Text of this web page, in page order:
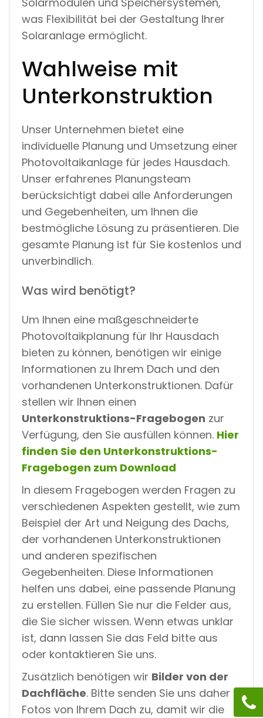
was Flexibilität bei der Gestaltung Ihrer
Solaranlage ermöglicht.
Wahlweise mit
Unterkonstruktion
Unser Unternehmen bietet eine
individuelle Planung und Umsetzung einer
Photovoltaikanlage für jedes Hausdach.
Unser erfahrenes Planungsteam
berücksichtigt dabei alle Anforderungen
und Gegebenheiten, um Ihnen die
bestmögliche Lösung zu präsentieren. Die
gesamte Planung ist für Sie kostenlos und
unverbindlich.
Was wird benötigt?
Um Ihnen eine maßgeschneiderte
Photovoltaikplanung für Ihr Hausdach
bieten zu können, benötigen wir einige
Informationen zu Ihrem Dach und den
vorhandenen Unterkonstruktionen. Dafür
stellen wir Ihnen einen
Unterkonstruktions-Fragebogen zur
Verfügung, den Sie ausfüllen können. Hier
finden Sie den Unterkonstruktions-
Fragebogen zum Download
In diesem Fragebogen werden Fragen zu
verschiedenen Aspekten gestellt, wie zum
Beispiel der Art und Neigung des Dachs,
der vorhandenen Unterkonstruktionen
und anderen spezifischen
Gegebenheiten. Diese Informationen
helfen uns dabei, eine passende Planung
zu erstellen. Füllen Sie nur die Felder aus,
die Sie sicher wissen. Wenn etwas unklar
ist, dann lassen Sie das Feld bitte aus
oder kontaktieren Sie uns.
Zusätzlich benötigen wir Bilder von der
Dachfläche. Bitte senden Sie uns daher
Fotos von Ihrem Dach zu, damit wir die